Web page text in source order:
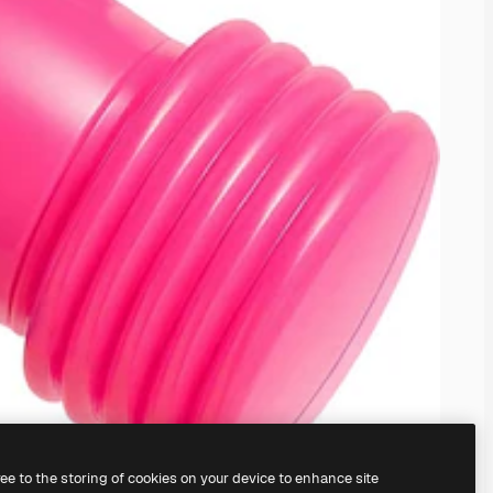
gerador de imagens com IA.
to the storing of cookies on your device to enhance site